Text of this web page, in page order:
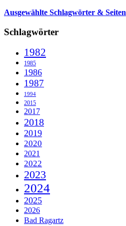
Ausgewählte Schlagwörter & Seiten
Schlagwörter
1982
1985
1986
1987
1994
2015
2017
2018
2019
2020
2021
2022
2023
2024
2025
2026
Bad Ragartz